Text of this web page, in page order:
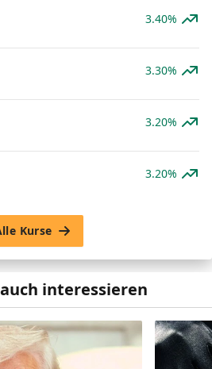
3.40%
3.30%
3.20%
3.20%
Kurse
interessieren